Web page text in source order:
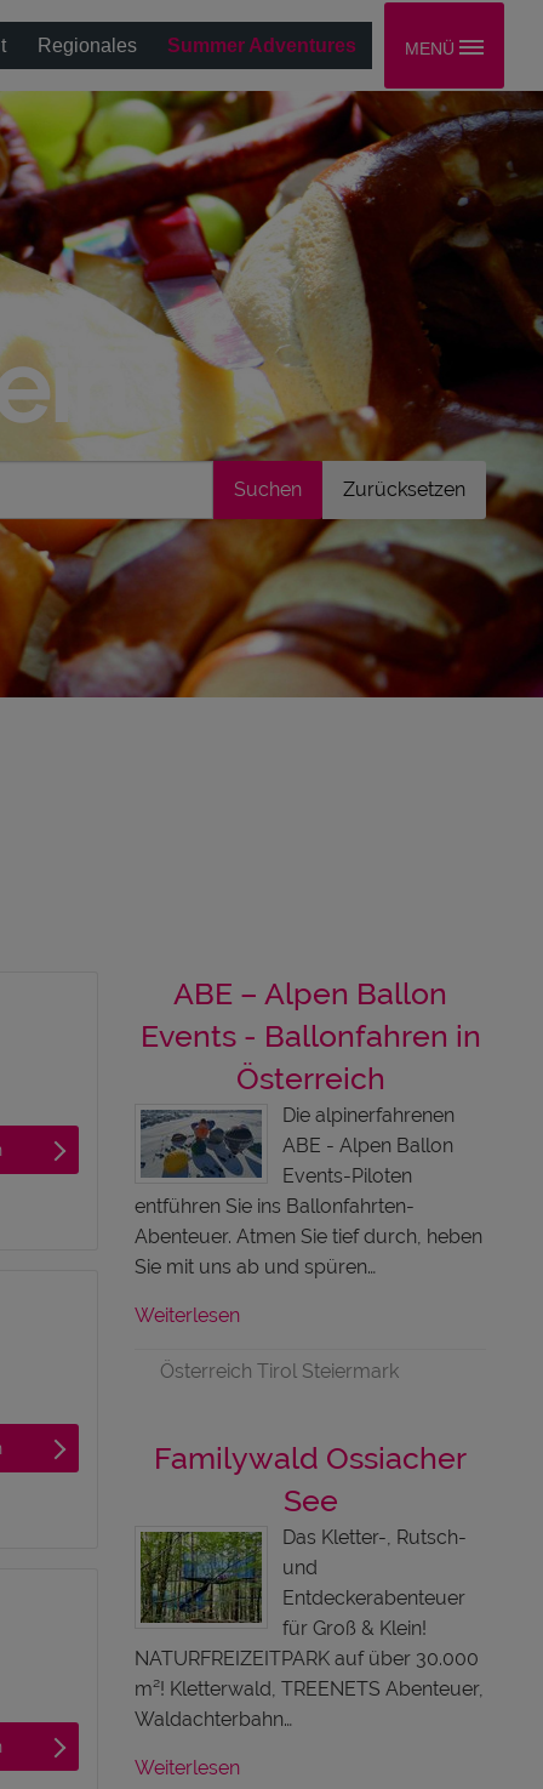
Regionales Summer Adventures MENÜ
ABE – Alpen Ballon
Events - Ballonfahren in
Österreich
Die alpinerfahrenen
ABE - Alpen Ballon
Events-Piloten
entführen Sie ins Ballonfahrten-
Abenteuer. Atmen Sie tief durch, heben
Sie mit uns ab und spüren…
Weiterlesen
Österreich Tirol Steiermark
Familywald Ossiacher
See
Das Kletter-, Rutsch-
und
Entdeckerabenteuer
für Groß & Klein!
NATURFREIZEITPARK auf über 30.000
m²! Kletterwald, TREENETS Abenteuer,
Waldachterbahn…
Weiterlesen